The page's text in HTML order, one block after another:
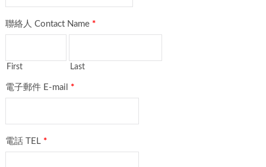
聯絡人 Contact Name *
First Last
電子郵件 E-mail *
電話 TEL *